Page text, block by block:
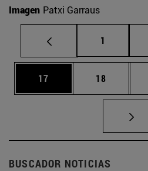
Imagen Patxi Garraus
Página
1
Página
17 Página
18
BUSCADOR NOTICIAS